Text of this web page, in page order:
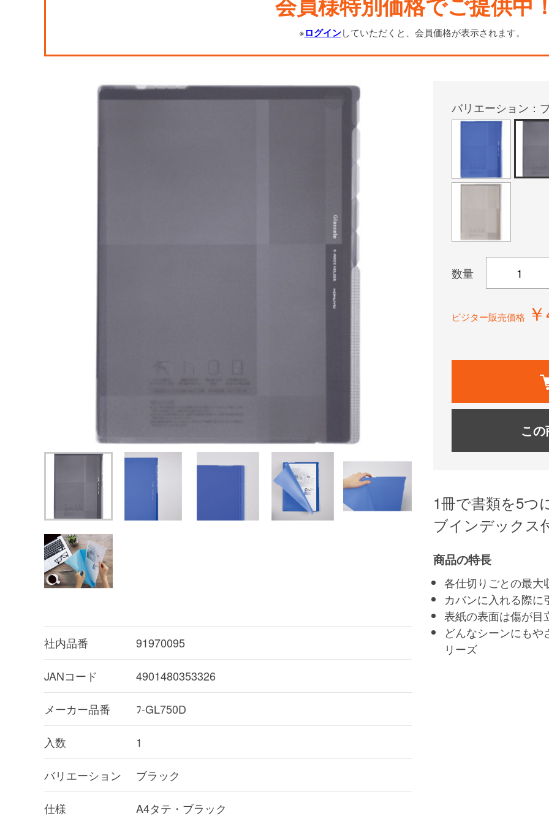
※ログインしていただくと、会員価格が表示されます。
社内品番 91970095
JANコード 4901480353326
メーカー品番 ﾌ-GL750D
入数 1
バリエーション ブラック
仕様 A4タテ・ブラック
バリエーション：
数量
ビジター販売価格
こ
1冊で書類を5つ
ブインデックス
商品の特長
各仕切りごとの最大
カバンに入れる際
表紙の表面は傷が目
どんなシーンにも
リーズ